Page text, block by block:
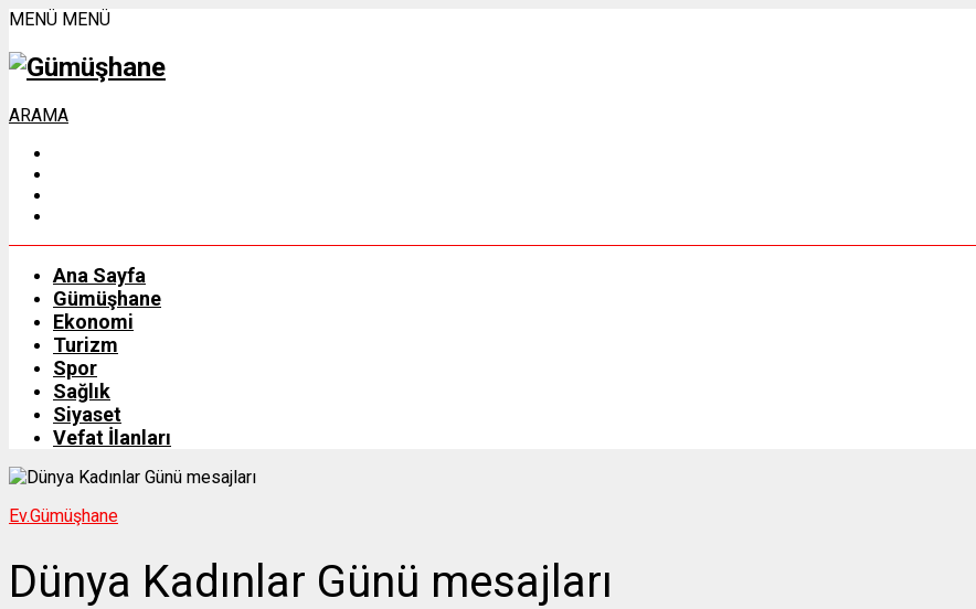
MENÜ MENÜ
ARAMA
Ana Sayfa
Gümüşhane
Ekonomi
Turizm
Spor
Sağlık
Siyaset
Vefat İlanları
Ev.Gümüşhane
Dünya Kadınlar Günü mesajları